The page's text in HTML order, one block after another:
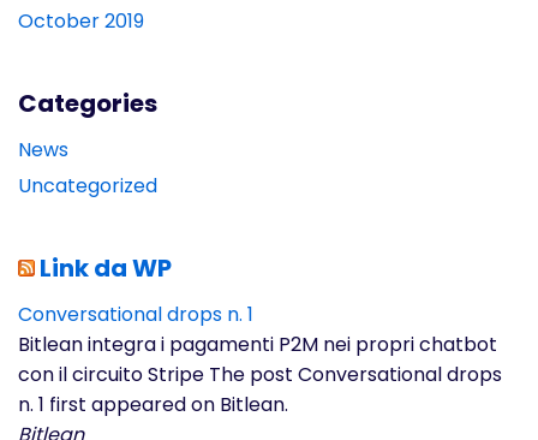
October 2019
Categories
News
Uncategorized
Link da WP
Conversational drops n. 1
Bitlean integra i pagamenti P2M nei propri chatbot
con il circuito Stripe The post Conversational drops
n. 1 first appeared on Bitlean.
Bitlean